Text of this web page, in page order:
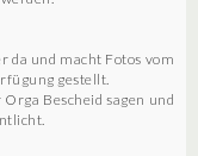
da und macht Fotos vom
gestellt.
Bescheid sagen und